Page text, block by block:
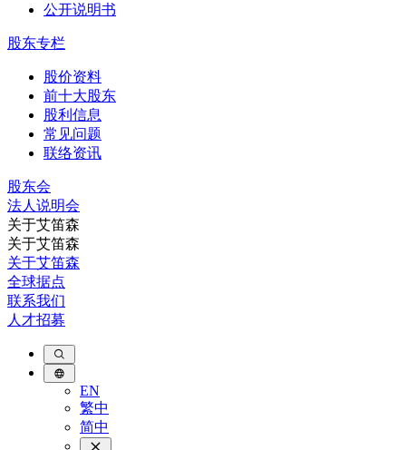
公开说明书
股东专栏
股价资料
前十大股东
股利信息
常见问题
联络资讯
股东会
法⼈说明会
关于艾笛森
关于艾笛森
关于艾笛森
全球据点
联系我们
人才招募
EN
繁中
简中